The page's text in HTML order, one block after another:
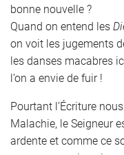
bonne nouvelle ?
Quand on entend les
on voit les jugements
les danses macabres
l’on a envie de fuir !
Pourtant l’Écriture
Malachie, le Seigneur
ardente et comme ce